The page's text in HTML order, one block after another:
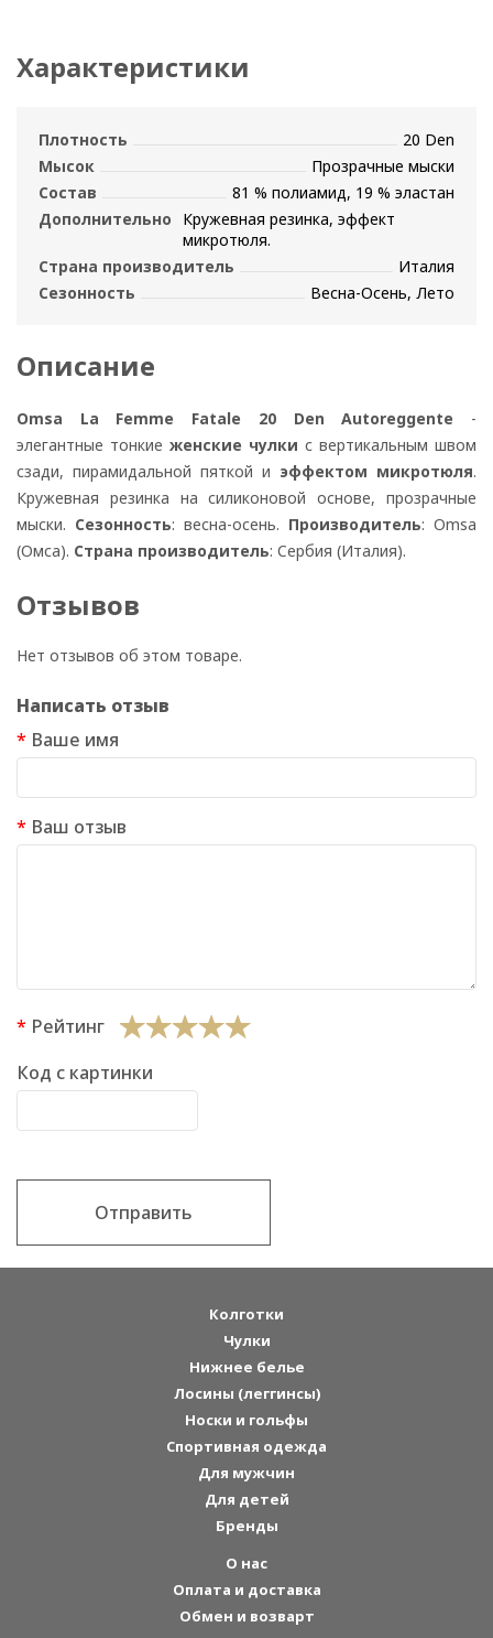
Характеристики
Плотность
20 Den
Мысок
Прозрачные мыски
Состав
81 % полиамид, 19 % эластан
Дополнительно
Кружевная резинка, эффект
микротюля.
Страна производитель
Италия
Сезонность
Весна-Осень, Лето
Описание
Omsa La Femme Fatale 20 Den Autoreggente -
элегантные тонкие женские чулки с вертикальным швом
сзади, пирамидальной пяткой и эффектом микротюля.
Кружевная резинка на силиконовой основе, прозрачные
мыски. Сезонность: весна-осень. Производитель: Omsa
(Омса). Страна производитель: Сербия (Италия).
Отзывов
Нет отзывов об этом товаре.
Написать отзыв
Ваше имя
Ваш отзыв
Рейтинг
Код с картинки
Отправить
Колготки
Чулки
Нижнее белье
Лосины (леггинсы)
Носки и гольфы
Спортивная одежда
Для мужчин
Для детей
Бренды
О нас
Оплата и доставка
Обмен и возварт